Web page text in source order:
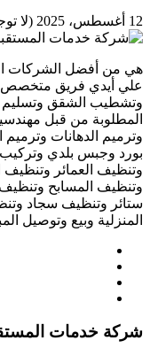
12 أغسطس، 2025 (لا
هي من أفضل الشركات
علي أيدي فريق متخصص
وتشطيب الشقق وتسليم
المطلوبة من قبل
وترميم الدهانات
بورد وجبس بلدي
وتنظيف العمائر وتنظيف
وتنظيف المسابح
ستائر وتنظيف سجاد
المنزلية وبيع وتوصيل
شركة خدمات